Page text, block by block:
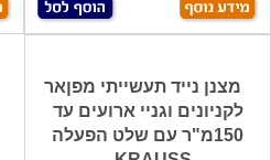
מצנן נייד תעשייתי מפןאר
לקניונים וגניי ארועים עד
150מ"ר עם שלט הפעלה